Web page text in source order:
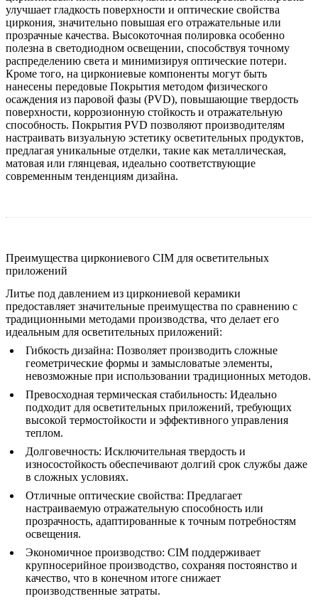
улучшает гладкость поверхности и оптические свойства
циркония, значительно повышая его отражательные или
прозрачные качества. Высокоточная полировка особенно
полезна в светодиодном освещении, способствуя точному
распределению света и минимизируя оптические потери.
Кроме того, на циркониевые компоненты могут быть
нанесены передовые Покрытия методом физического
осаждения из паровой фазы (PVD), повышающие твердость
поверхности, коррозионную стойкость и отражательную
способность. Покрытия PVD позволяют производителям
настраивать визуальную эстетику осветительных продуктов,
предлагая уникальные отделки, такие как металлическая,
матовая или глянцевая, идеально соответствующие
современным тенденциям дизайна.
Преимущества циркониевого CIM для осветительных
приложений
Литье под давлением из циркониевой керамики
предоставляет значительные преимущества по сравнению с
традиционными методами производства, что делает его
идеальным для осветительных приложений:
Гибкость дизайна: Позволяет производить сложные
геометрические формы и замысловатые элементы,
невозможные при использовании традиционных методов.
Превосходная термическая стабильность: Идеально
подходит для осветительных приложений, требующих
высокой термостойкости и эффективного управления
теплом.
Долговечность: Исключительная твердость и
износостойкость обеспечивают долгий срок службы даже
в сложных условиях.
Отличные оптические свойства: Предлагает
настраиваемую отражательную способность или
прозрачность, адаптированные к точным потребностям
освещения.
Экономичное производство: CIM поддерживает
крупносерийное производство, сохраняя постоянство и
качество, что в конечном итоге снижает
производственные затраты.